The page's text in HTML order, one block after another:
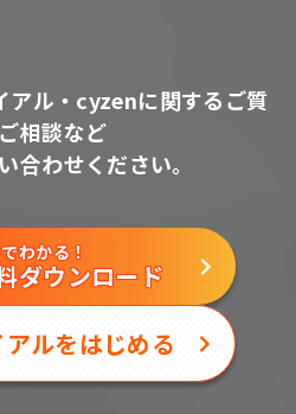
アル・cyzenに関するご質
相談など
合わせください。
わかる！
ダウンロード
ルをはじめる